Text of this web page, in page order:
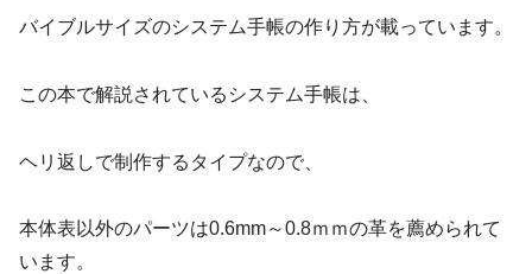
バイブルサイズのシステム手帳の作り方が載っています。
この本で解説されているシステム手帳は、
ヘリ返しで制作するタイプなので、
本体表以外のパーツは0.6mm～0.8ｍｍの革を薦められて
います。